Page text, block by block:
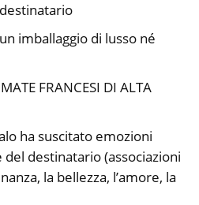
imballaggio di lusso né
FRANCESI DI ALTA
ha suscitato emozioni
destinatario (associazioni
la bellezza, l’amore, la